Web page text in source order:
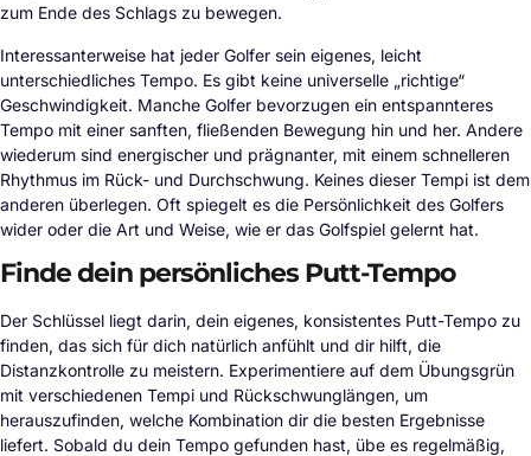
zum Ende des Schlags zu bewegen.
Interessanterweise hat jeder Golfer sein eigenes, leicht
unterschiedliches Tempo. Es gibt keine universelle „richtige“
Geschwindigkeit. Manche Golfer bevorzugen ein entspannteres
Tempo mit einer sanften, fließenden Bewegung hin und her. Andere
wiederum sind energischer und prägnanter, mit einem schnelleren
Rhythmus im Rück- und Durchschwung. Keines dieser Tempi ist dem
anderen überlegen. Oft spiegelt es die Persönlichkeit des Golfers
wider oder die Art und Weise, wie er das Golfspiel gelernt hat.
Finde dein persönliches Putt-Tempo
Der Schlüssel liegt darin, dein eigenes, konsistentes Putt-Tempo zu
finden, das sich für dich natürlich anfühlt und dir hilft, die
Distanzkontrolle zu meistern. Experimentiere auf dem Übungsgrün
mit verschiedenen Tempi und Rückschwunglängen, um
herauszufinden, welche Kombination dir die besten Ergebnisse
liefert. Sobald du dein Tempo gefunden hast, übe es regelmäßig,